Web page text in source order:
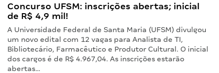
Concurso UFSM: inscrições abertas; inicial
de R$ 4,9 mil!
A Universidade Federal de Santa Maria (UFSM) divulgou
um novo edital com 12 vagas para Analista de TI,
Bibliotecário, Farmacêutico e Produtor Cultural. O inicial
dos cargos é de R$ 4.967,04. As inscrições estarão
abertas…